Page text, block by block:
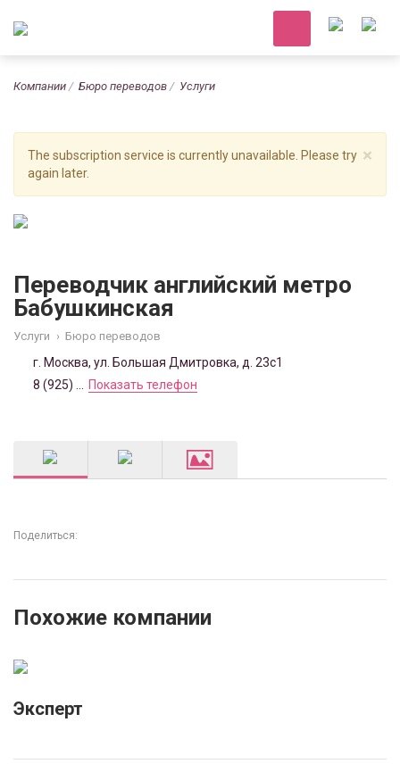
Компании Бюро переводов Услуги
×
The subscription service is currently unavailable. Please try
again later.
Переводчик английский метро
Бабушкинская
Услуги › Бюро переводов
г. Москва, ул. Большая Дмитровка, д. 23с1
8 (925) ...
Показать телефон
Поделиться:
Похожие компании
Эксперт